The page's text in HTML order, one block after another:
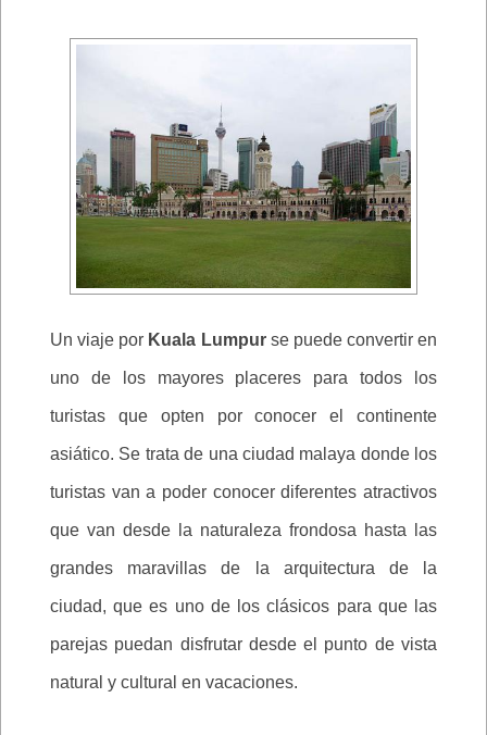
Un viaje por Kuala Lumpur se puede convertir en
uno de los mayores placeres para todos los
turistas que opten por conocer el continente
asiático. Se trata de una ciudad malaya donde los
turistas van a poder conocer diferentes atractivos
que van desde la naturaleza frondosa hasta las
grandes maravillas de la arquitectura de la
ciudad, que es uno de los clásicos para que las
parejas puedan disfrutar desde el punto de vista
natural y cultural en vacaciones.